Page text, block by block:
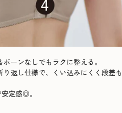
ーンなしでもラクに整える。
返し仕様で、くい込みにくく段差も
定感◎。